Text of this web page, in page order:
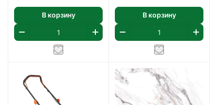
В корзину В корзину